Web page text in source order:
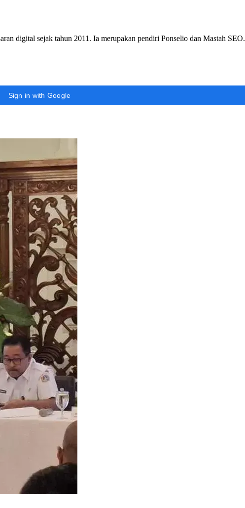
digital sejak tahun 2011. Ia merupakan pendiri Ponselio dan Mastah SEO.
Sign in with Google